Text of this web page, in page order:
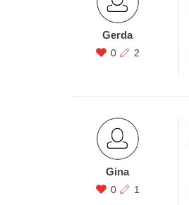
Gerda
0 2
Gina
0 1